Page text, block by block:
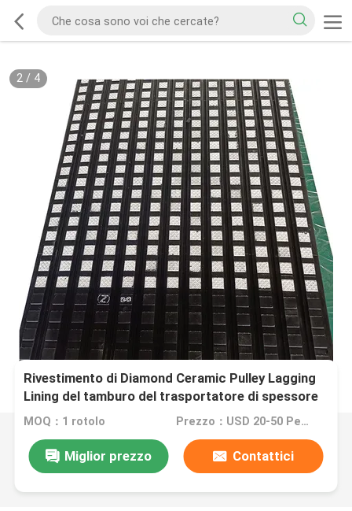
2/ 4
Rivestimento di Diamond Ceramic Pulley Lagging
Lining del tamburo del trasportatore di spessore
di 12mm
MOQ：1 rotolo Prezzo：USD 20-50 Per Roll
Miglior prezzo Contattici